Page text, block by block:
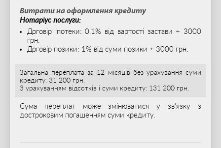
Витрати на оформлення кредиту
Нотаріус послуги:
Договір іпотеки: 0,1% від вартості застави + 3000
грн.
Договір позики: 1% від суми позики + 3000 грн.
Загальна переплата за 12 місяців без урахування суми
кредиту: 31 200 грн.
З урахуванням відсотків і суми кредиту: 131 200 грн.
Сума переплат може змінюватися у зв'язку з
достроковим погашенням суми кредиту.